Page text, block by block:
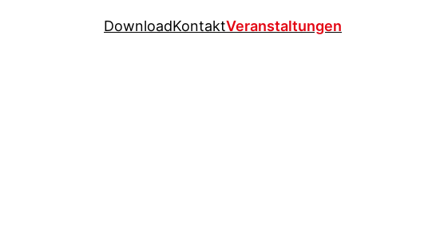
DownloadKontaktVeranstaltungen